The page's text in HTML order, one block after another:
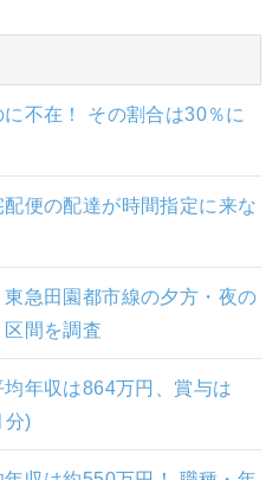
不在！ その割合は30％に
配便の配達が時間指定に来な
東急田園都市線の夕方・夜の
間を調査
年収は864万円、賞与は
分)